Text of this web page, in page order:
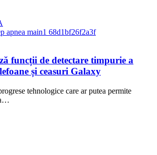
funcții de detectare timpurie a
și ceasuri Galaxy
tehnologice care ar putea permite